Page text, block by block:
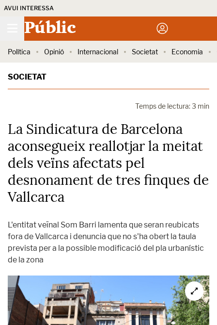
AVUI INTERESSA
Públic
Política Opinió Internacional Societat Economia
SOCIETAT
Temps de lectura: 3 min
La Sindicatura de Barcelona
aconsegueix reallotjar la meitat
dels veïns afectats pel
desnonament de tres finques de
Vallcarca
L'entitat veïnal Som Barri lamenta que seran reubicats
fora de Vallcarca i denuncia que no s'ha obert la taula
prevista per a la possible modificació del pla urbanístic
de la zona